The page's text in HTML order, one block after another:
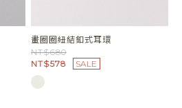
畫圈圈紐結釦式耳環
NT$680
NT$578
SALE